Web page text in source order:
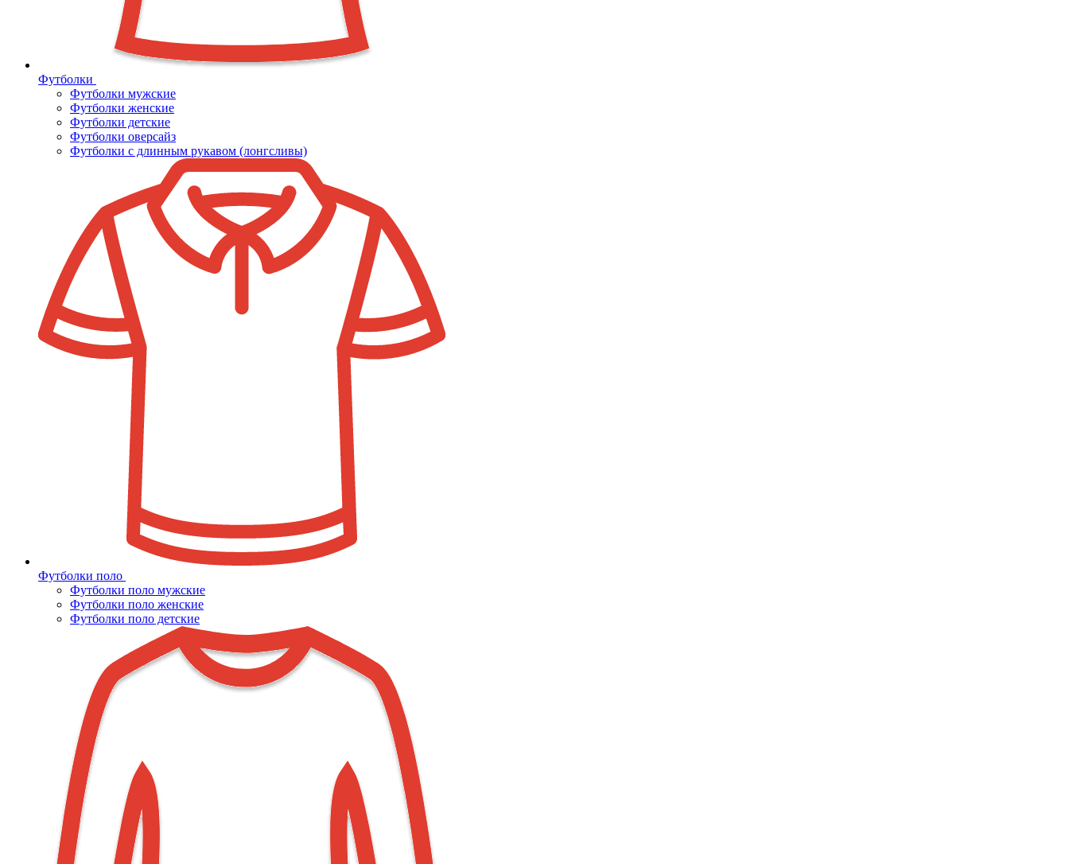
Футболки
Футболки мужские
Футболки женские
Футболки детские
Футболки оверсайз
Футболки с длинным рукавом (лонгсливы)
Футболки поло
Футболки поло мужские
Футболки поло женские
Футболки поло детские